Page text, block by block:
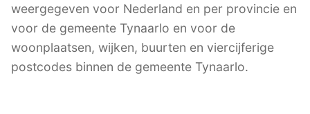
weergegeven voor Nederland en per provincie en
voor de gemeente Tynaarlo en voor de
woonplaatsen, wijken, buurten en viercijferige
postcodes binnen de gemeente Tynaarlo.